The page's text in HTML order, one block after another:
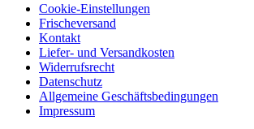
Cookie-Einstellungen
Frischeversand
Kontakt
Liefer- und Versandkosten
Widerrufsrecht
Datenschutz
Allgemeine Geschäftsbedingungen
Impressum